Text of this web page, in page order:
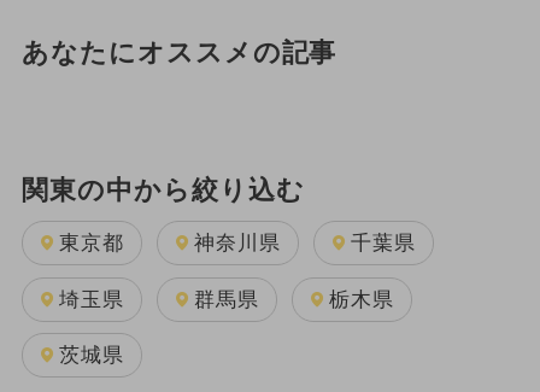
あなたにオススメの記事
関東の中から絞り込む
東京都 神奈川県 千葉県
埼玉県 群馬県 栃木県
茨城県